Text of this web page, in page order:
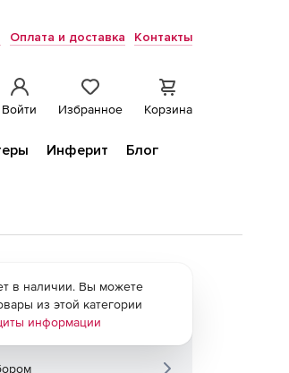
Оплата и доставка Контакты
Войти Избранное Корзина
Инферит
Блог
в наличии. Вы можете
из этой категории
информации